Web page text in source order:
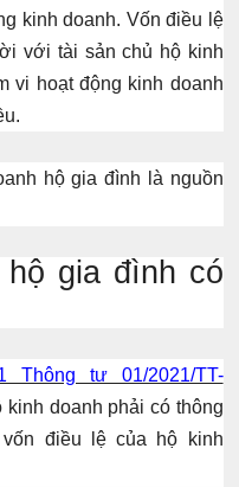
kinh doanh. Vốn điều lệ
với tài sản chủ hộ kinh
vi hoạt động kinh doanh
hộ gia đình là nguồn
gia đình có
tư 01/2021/TT-
doanh phải có thông
điều lệ của hộ kinh